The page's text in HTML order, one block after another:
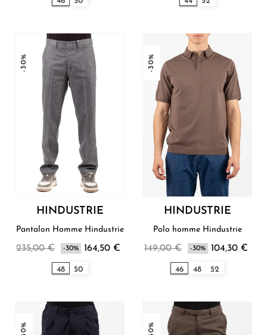
-30%
HINDUSTRIE
Pantalon Homme Hindustrie
235,00 € -30% 164,50 €
48 50
-30%
HINDUSTRIE
Polo homme Hindustrie
149,00 € -30% 104,30 €
46 48 52
-30% -30%